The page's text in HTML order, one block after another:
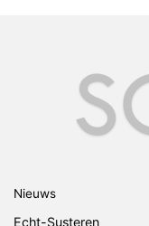
Nieuws
Echt-Susteren